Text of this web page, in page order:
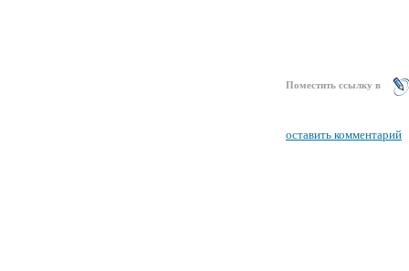
Поместить ссылку в
оставить комментарий